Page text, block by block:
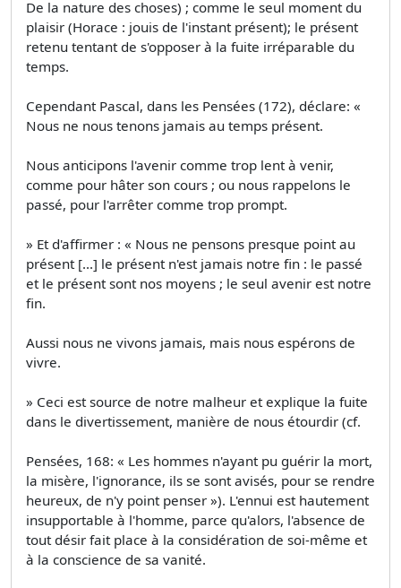
De la nature des choses) ; comme le seul moment du
plaisir (Horace : jouis de l'instant présent); le présent
retenu tentant de s'opposer à la fuite irréparable du
temps.
Cependant Pascal, dans les Pensées (172), déclare: «
Nous ne nous tenons jamais au temps présent.
Nous anticipons l'avenir comme trop lent à venir,
comme pour hâter son cours ; ou nous rappelons le
passé, pour l'arrêter comme trop prompt.
» Et d'affirmer : « Nous ne pensons presque point au
présent [...] le présent n'est jamais notre fin : le passé
et le présent sont nos moyens ; le seul avenir est notre
fin.
Aussi nous ne vivons jamais, mais nous espérons de
vivre.
» Ceci est source de notre malheur et explique la fuite
dans le divertissement, manière de nous étourdir (cf.
Pensées, 168: « Les hommes n'ayant pu guérir la mort,
la misère, l'ignorance, ils se sont avisés, pour se rendre
heureux, de n'y point penser »). L'ennui est hautement
insupportable à l'homme, parce qu'alors, l'absence de
tout désir fait place à la considération de soi-même et
à la conscience de sa vanité.